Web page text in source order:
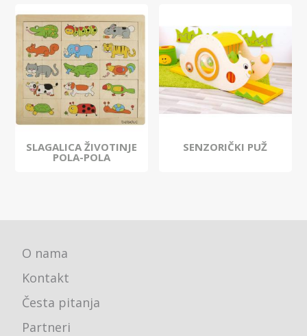
SLAGALICA ŽIVOTINJE
POLA-POLA
SENZORIČKI PUŽ
O nama
Kontakt
Česta pitanja
Partneri